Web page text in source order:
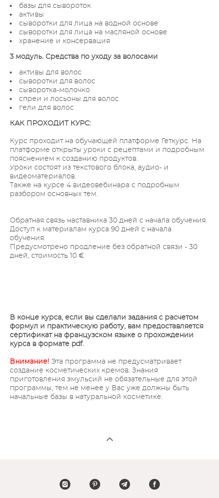
базы для сывороток
активы
сыворотки для лица на водной основе
сыворотки для лица на масляной основе
хранение и консервация
3 модуль. Средства по уходу за волосами
активы для волос
сыворотки для волос
сыворотка-молочко
спреи и лосьоны для волос
гели для волос
КАК ПРОХОДИТ КУРС:
Курс проходит на обучающей платформе Геткурс. На
платформе открыты уроки с рецептами и подробным
пояснением к созданию продуктов.
Уроки состоят из текстового блока, аудио- и
видеоматериалов.
Также на курсе 4 видеовебинара с подробным
разбором основных тем.
Обратная связь наставника 30 дней с начала обучения.
Доступ к материалам курса 90 дней с начала
обучения.
Предусмотрено продление без обратной связи - 30
дней, стоимость 10 €.
В конце курса, если вы сделали задания с расчетом
формул и практическую работу, вам предоставляется
сертификат на французском языке о прохождении
курса в формате pdf.
Внимание! Эта программа не предусматривает
создание косметических кремов. Знания
приготовления эмульсий не обязательные для этой
программы, тем не менее у Вас уже должны быть
начальные базы в натуральной косметике.